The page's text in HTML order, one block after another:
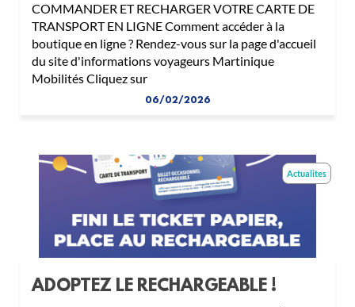
COMMANDER ET RECHARGER VOTRE CARTE DE
TRANSPORT EN LIGNE Comment accéder à la
boutique en ligne ? Rendez-vous sur la page d'accueil
du site d'informations voyageurs Martinique
Mobilités Cliquez sur
06/02/2026
Actualites
ADOPTEZ LE RECHARGEABLE !